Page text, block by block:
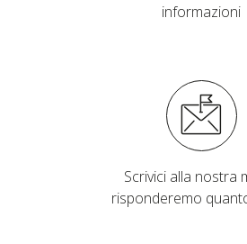
informazioni
Scrivici alla nostra
risponderemo